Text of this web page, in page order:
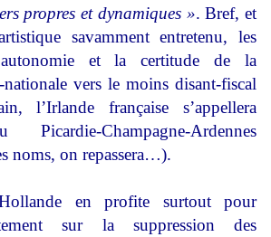
propres et dynamiques ». Bref, et
savamment entretenu, les
et la certitude de la
vers le moins disant-fiscal
l’Irlande française s’appellera
Champagne-Ardennes
noms, on repassera…).
en profite surtout pour
sur la suppression des